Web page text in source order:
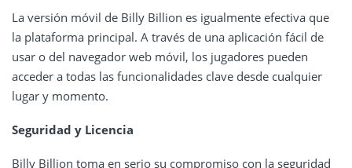
La versión móvil de Billy Billion es igualmente efectiva que
la plataforma principal. A través de una aplicación fácil de
usar o del navegador web móvil, los jugadores pueden
acceder a todas las funcionalidades clave desde cualquier
lugar y momento.
Seguridad y Licencia
Billy Billion toma en serio su compromiso con la seguridad